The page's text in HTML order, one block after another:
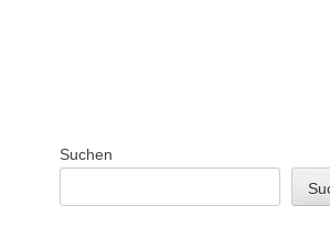
Suchen